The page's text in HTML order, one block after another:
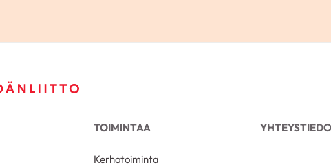
TOIMINTAA
Kerhotoiminta